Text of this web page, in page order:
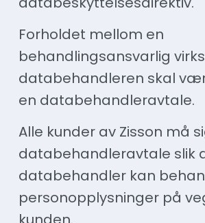
Forholdet mellom en
behandlingsansvarlig
databehandleren skal
en databehandleravtale.
Alle kunder av Zisson må
databehandleravtale slik
databehandler kan
personopplysninger på